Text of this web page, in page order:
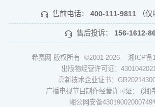
售前电话： 400-111-9811 （
售后投诉： 156-1612-
希赛网 版权所有 ©2001-2026 湘ICP备
出版物经营许可证：
高新技术企业证书：
广播电视节目制作经营许可证： (湘)
湘公网安备43019002000749